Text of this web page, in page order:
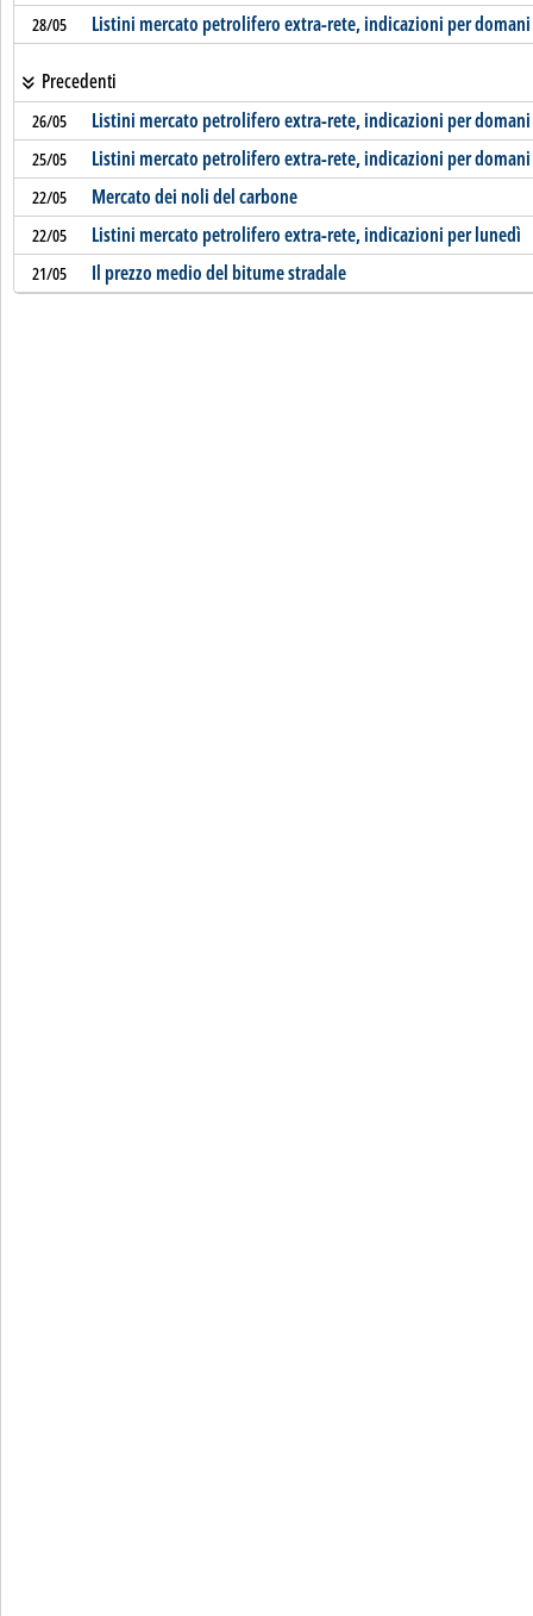
28/05 Listini mercato petrolifero extra-rete, indicazioni per domani
Precedenti
26/05 Listini mercato petrolifero extra-rete, indicazioni per domani
25/05 Listini mercato petrolifero extra-rete, indicazioni per domani
22/05 Mercato dei noli del carbone
22/05 Listini mercato petrolifero extra-rete, indicazioni per lunedì
21/05 Il prezzo medio del bitume stradale